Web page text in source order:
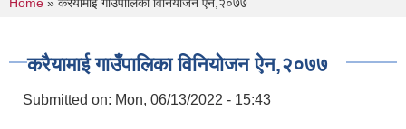
You are here
करैयामाई गाउँपालिका विनियोजन ऐन,२०७७
Submitted on: Mon, 06/13/2022 - 15:43